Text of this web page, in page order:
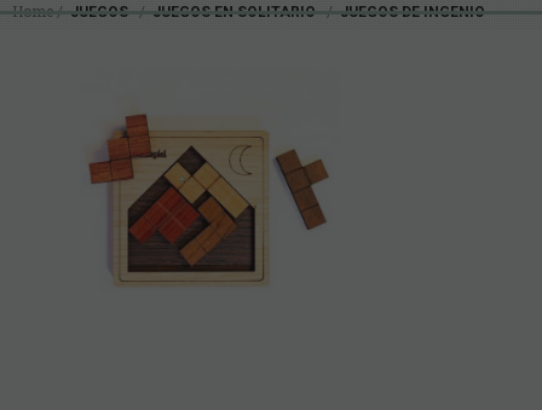
Home JUEGOS JUEGOS EN SOLITARIO JUEGOS DE INGENIO